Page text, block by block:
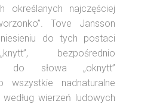
określanych najczęściej
Tove Jansson
do tych postaci
bezpośrednio
do słowa „oknytt”
wszystkie nadnaturalne
wierzeń ludowych